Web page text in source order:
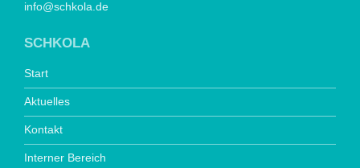
info@schkola.de
SCHKOLA
Start
Aktuelles
Kontakt
Interner Bereich